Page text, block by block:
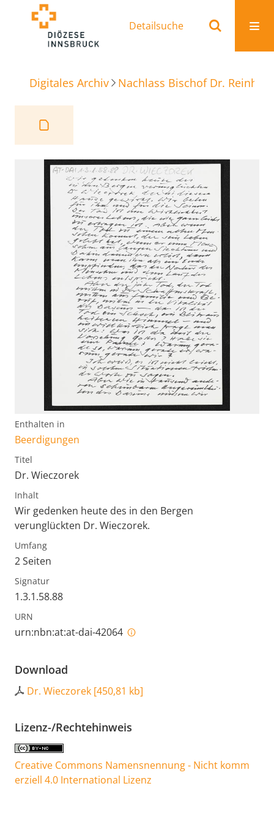
Detailsuche
Digitales Archiv Nachlass Bischof Dr.
Enthalten in
Beerdigungen
Titel
Dr. Wieczorek
Inhalt
Wir gedenken heute des in den Bergen
verunglückten Dr. Wieczorek.
Umfang
2 Seiten
Signatur
1.3.1.58.88
URN
urn:nbn:at:at-dai-42064
Download
Dr. Wieczorek [450,81 kb]
Lizenz-/Rechtehinweis
Creative Commons Namensnennung - Nicht komm
erziell 4.0 International Lizenz